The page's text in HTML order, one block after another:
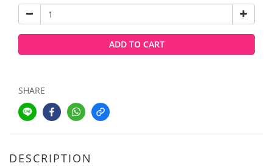
ADD TO CART
SHARE
DESCRIPTION